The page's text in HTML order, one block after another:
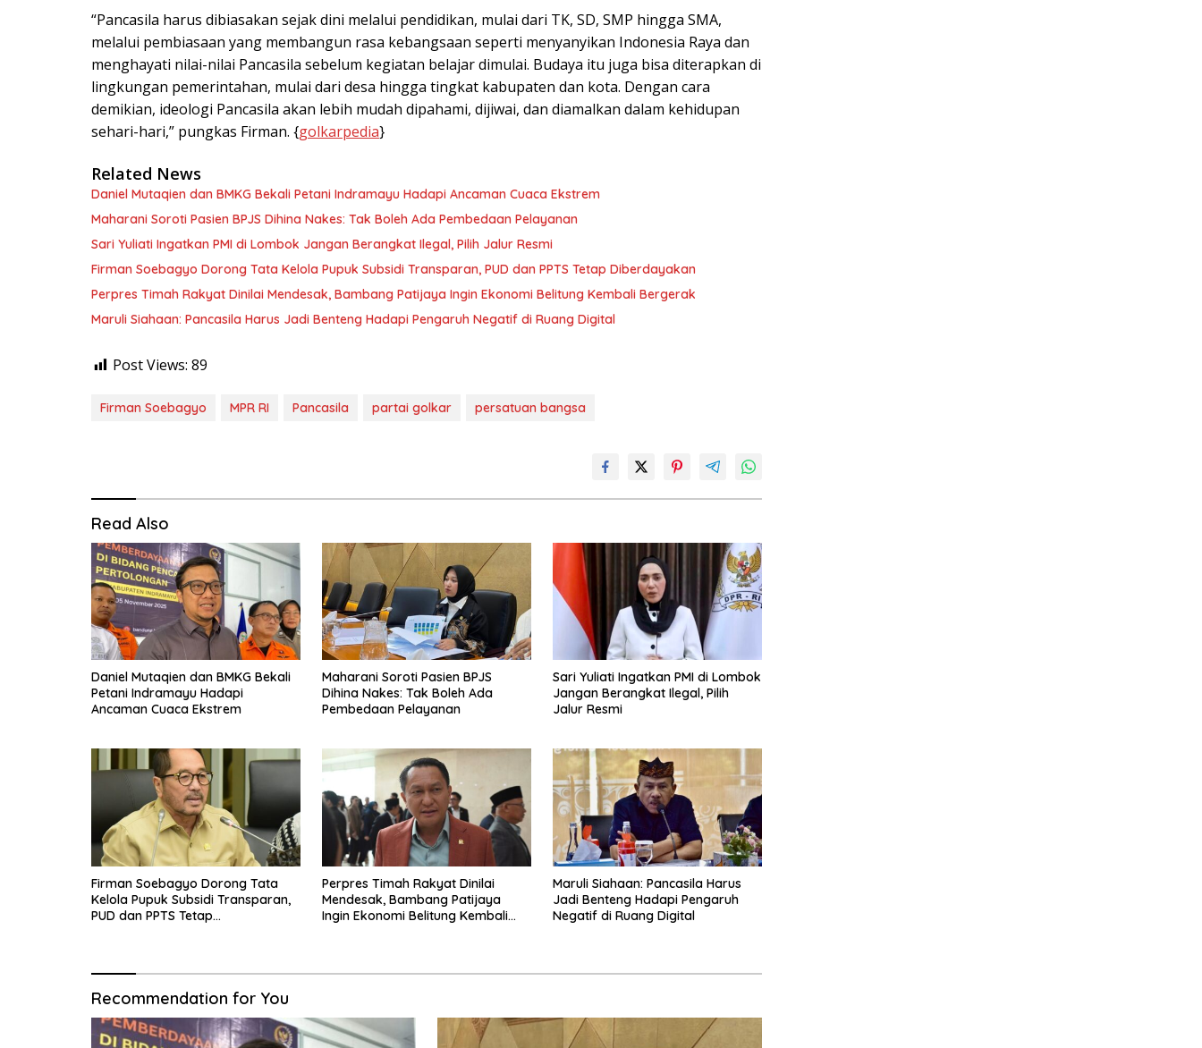
“Pancasila harus dibiasakan sejak dini melalui pendidikan, mulai dari TK, SD, SMP hingga SMA,
melalui pembiasaan yang membangun rasa kebangsaan seperti menyanyikan Indonesia Raya dan
menghayati nilai-nilai Pancasila sebelum kegiatan belajar dimulai. Budaya itu juga bisa diterapkan di
lingkungan pemerintahan, mulai dari desa hingga tingkat kabupaten dan kota. Dengan cara
demikian, ideologi Pancasila akan lebih mudah dipahami, dijiwai, dan diamalkan dalam kehidupan
sehari-hari,” pungkas Firman. {golkarpedia}
Related News
Daniel Mutaqien dan BMKG Bekali Petani Indramayu Hadapi Ancaman Cuaca Ekstrem
Maharani Soroti Pasien BPJS Dihina Nakes: Tak Boleh Ada Pembedaan Pelayanan
Sari Yuliati Ingatkan PMI di Lombok Jangan Berangkat Ilegal, Pilih Jalur Resmi
Firman Soebagyo Dorong Tata Kelola Pupuk Subsidi Transparan, PUD dan PPTS Tetap Diberdayakan
Perpres Timah Rakyat Dinilai Mendesak, Bambang Patijaya Ingin Ekonomi Belitung Kembali Bergerak
Maruli Siahaan: Pancasila Harus Jadi Benteng Hadapi Pengaruh Negatif di Ruang Digital
Post Views: 89
Firman Soebagyo MPR RI Pancasila partai golkar persatuan bangsa
Read Also
Daniel Mutaqien dan BMKG Bekali
Petani Indramayu Hadapi
Ancaman Cuaca Ekstrem
Maharani Soroti Pasien BPJS
Dihina Nakes: Tak Boleh Ada
Pembedaan Pelayanan
Sari Yuliati Ingatkan PMI di Lombok
Jangan Berangkat Ilegal, Pilih
Jalur Resmi
Firman Soebagyo Dorong Tata
Kelola Pupuk Subsidi Transparan,
PUD dan PPTS Tetap
Perpres Timah Rakyat Dinilai
Mendesak, Bambang Patijaya
Ingin Ekonomi Belitung Kembali
Maruli Siahaan: Pancasila Harus
Jadi Benteng Hadapi Pengaruh
Negatif di Ruang Digital
Recommendation for You